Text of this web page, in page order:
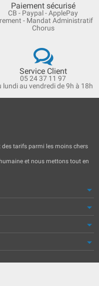
Paiement sécurisé
CB - Paypal - ApplePay
- Mandat Administratif
Chorus
Service Client
05 24 37 11 97
lundi au vendredi de 9h à 18h
tarifs parmi les moins chers
et nous mettons tout en